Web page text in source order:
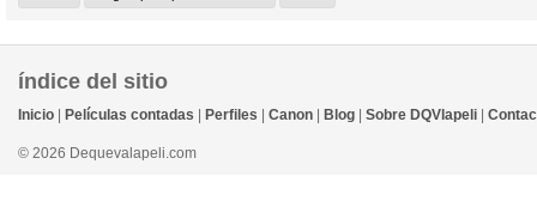
índice del sitio
Inicio Películas contadas Perfiles Canon Blog Sobre DQVlapeli
© 2026 Dequevalapeli.com